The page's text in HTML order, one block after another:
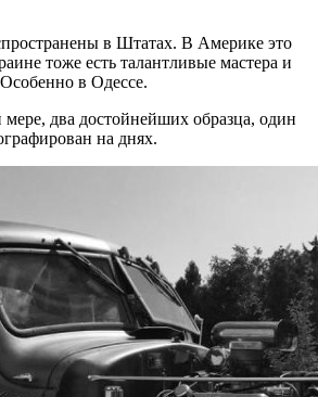
в Штатах. В Америке это
тоже есть талантливые мастера и
в Одессе.
два достойнейших образца, один
на днях.